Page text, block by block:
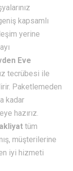
kapsamlı
yerine
Eve
tecrübesi ile
Paketlemeden
kadar
hazırız.
tüm
müşterilerine
iyi hizmeti